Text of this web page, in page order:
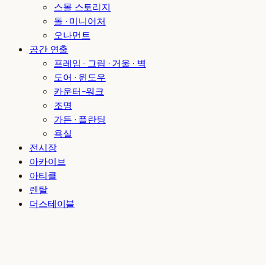
스몰 스토리지
돌 · 미니어처
오나먼트
공간 연출
프레임 · 그림 · 거울 · 벽
도어 · 윈도우
카운터-워크
조명
가든 · 플란팅
욕실
전시장
아카이브
아티클
렌탈
더스테이블